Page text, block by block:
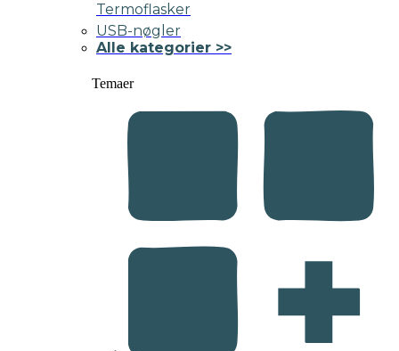
Termoflasker
USB-nøgler
Alle kategorier >>
Temaer